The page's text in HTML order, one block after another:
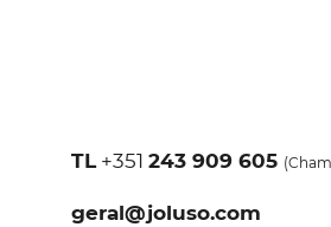
TL+351 243 909 605
geral@joluso.com